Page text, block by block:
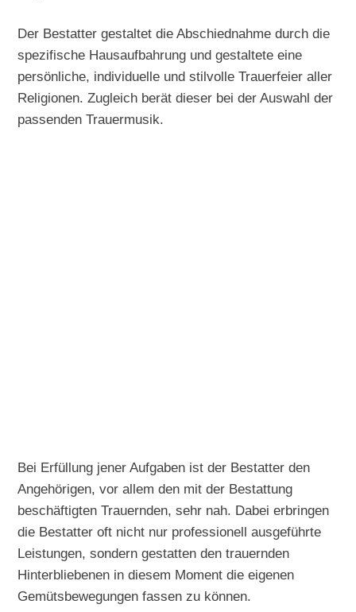
Der Bestatter gestaltet die Abschiednahme durch die
spezifische Hausaufbahrung und gestaltete eine
persönliche, individuelle und stilvolle Trauerfeier aller
Religionen. Zugleich berät dieser bei der Auswahl der
passenden Trauermusik.
Bei Erfüllung jener Aufgaben ist der Bestatter den
Angehörigen, vor allem den mit der Bestattung
beschäftigten Trauernden, sehr nah. Dabei erbringen
die Bestatter oft nicht nur professionell ausgeführte
Leistungen, sondern gestatten den trauernden
Hinterbliebenen in diesem Moment die eigenen
Gemütsbewegungen fassen zu können.